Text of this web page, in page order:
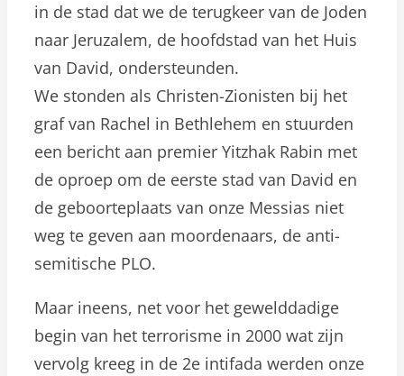
in de stad dat we de terugkeer van de Joden
naar Jeruzalem, de hoofdstad van het Huis
van David, ondersteunden.
We stonden als Christen-Zionisten bij het
graf van Rachel in Bethlehem en stuurden
een bericht aan premier Yitzhak Rabin met
de oproep om de eerste stad van David en
de geboorteplaats van onze Messias niet
weg te geven aan moordenaars, de anti-
semitische PLO.
Maar ineens, net voor het gewelddadige
begin van het terrorisme in 2000 wat zijn
vervolg kreeg in de 2e intifada werden onze